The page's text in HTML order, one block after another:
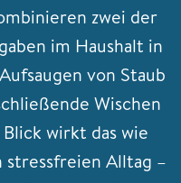
zwei der
im Haushalt in
von Staub
Wischen
wirkt das wie
stressfreien Alltag –